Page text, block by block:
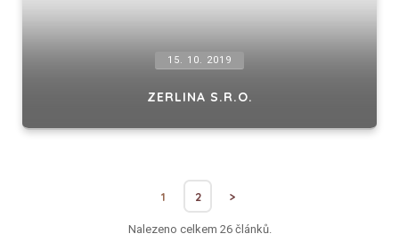
15. 10. 2019
ZERLINA S.R.O.
1 2 >
Nalezeno celkem 26 článků.